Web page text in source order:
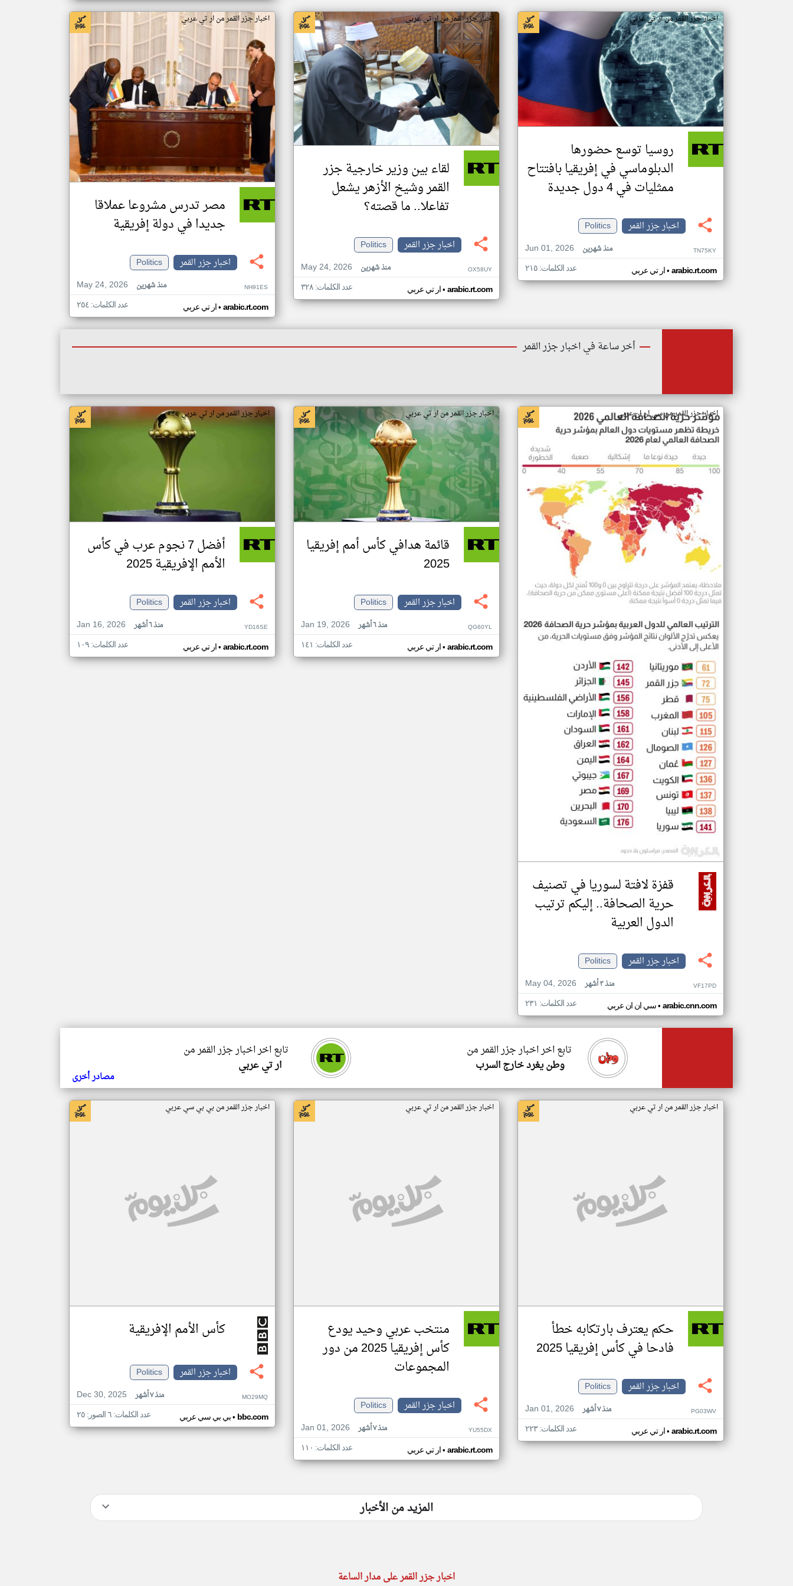
اخبار جزر القمر من ار تي عربي
روسيا توسع حضورها
الدبلوماسي في إفريقيا بافتتاح
ممثليات في 4 دول جديدة
اخبار جزر القمر
Politics
Jun 01, 2026
منذ شهرين TN75KY
ار تي عربي• arabic.rt.com عدد الكلمات: ٢١٥
اخبار جزر القمر من ار تي عربي
لقاء بين وزير خارجية جزر
القمر وشيخ الأزهر يشعل
تفاعلا.. ما قصته؟
اخبار جزر القمر
Politics
May 24, 2026
منذ شهرين OX58UY
ار تي عربي• arabic.rt.com عدد الكلمات: ٣٢٨
اخبار جزر القمر من ار تي عربي
مصر تدرس مشروعا عملاقا
جديدا في دولة إفريقية
اخبار جزر القمر
Politics
May 24, 2026
منذ شهرين NH91ES
ار تي عربي• arabic.rt.com عدد الكلمات: ٢٥٤
أخر ساعة في اخبار جزر القمر
اخبار جزر القمر من سي ان ان عربي
قفزة لافتة لسوريا في تصنيف
حرية الصحافة.. إليكم ترتيب
الدول العربية
اخبار جزر القمر
Politics
May 04, 2026
منذ ٣ أشهر VF17PD
سي ان ان عربي• arabic.cnn.com عدد الكلمات: ٢٣١
اخبار جزر القمر من ار تي عربي
قائمة هدافي كأس أمم إفريقيا
2025
اخبار جزر القمر
Politics
Jan 19, 2026
منذ ٦ أشهر QG60YL
ار تي عربي• arabic.rt.com عدد الكلمات: ١٤١
اخبار جزر القمر من ار تي عربي
أفضل 7 نجوم عرب في كأس
الأمم الإفريقية 2025
اخبار جزر القمر
Politics
Jan 16, 2026
منذ ٦ أشهر YD16SE
ار تي عربي• arabic.rt.com عدد الكلمات: ١٠٩
تابع اخر اخبار جزر القمر من
ار تي عربي
تابع اخر اخبار جزر القمر من
وطن يغرد خارج السرب
مصادر أخرى
اخبار جزر القمر من ار تي عربي
حكم يعترف بارتكابه خطأ
فادحا في كأس إفريقيا 2025
اخبار جزر القمر
Politics
Jan 01, 2026
منذ ٧ أشهر PG03WV
ار تي عربي• arabic.rt.com عدد الكلمات: ٢٢٣
اخبار جزر القمر من ار تي عربي
منتخب عربي وحيد يودع
كأس إفريقيا 2025 من دور
المجموعات
اخبار جزر القمر
Politics
Jan 01, 2026
منذ ٧ أشهر YU55DX
ار تي عربي• arabic.rt.com عدد الكلمات: ١١٠
اخبار جزر القمر من بي بي سي عربي
كأس الأمم الإفريقية
اخبار جزر القمر
Politics
Dec 30, 2025
منذ ٧ أشهر MO29MQ
بي بي سي عربي• bbc.com عدد الكلمات: ٦ الصور: ٢٥
المزيد من الأخبار
اخبار جزر القمر على مدار الساعة